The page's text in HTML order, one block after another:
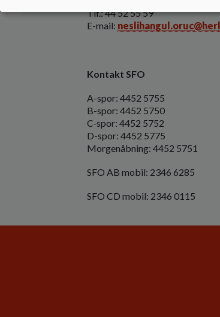
Tlf.: 44 52 55 59
E-mail: neslihangul.oruc
Kontakt SFO
A-spor: 4452 5755
B-spor: 4452 5750
C-spor: 4452 5752
D-spor: 4452 5775
Morgenåbning: 4452 5751
SFO AB mobil: 2346 6285
SFO CD mobil: 2346 0115